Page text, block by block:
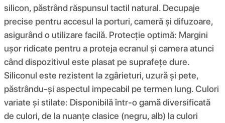
silicon, păstrând răspunsul tactil natural. Decupaje
precise pentru accesul la porturi, cameră și difuzoare,
asigurând o utilizare facilă. Protecție optimă: Margini
ușor ridicate pentru a proteja ecranul și camera atunci
când dispozitivul este plasat pe suprafețe dure.
Siliconul este rezistent la zgârieturi, uzură și pete,
păstrându-și aspectul impecabil pe termen lung. Culori
variate și stilate: Disponibilă într-o gamă diversificată
de culori, de la nuanțe clasice (negru, alb) la culori